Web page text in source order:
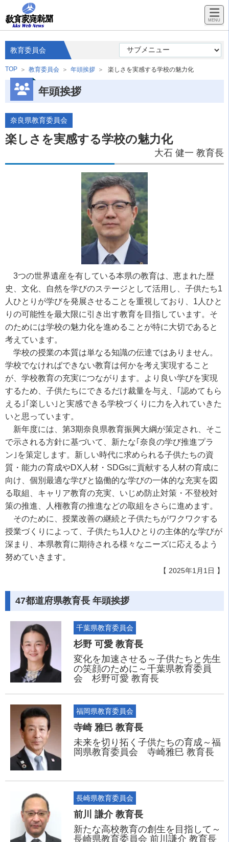
教育委員会
TOP 教育委員会 年頭挨拶 楽しさを実感する学校の魅力化
年頭挨拶
奈良県教育委員会
楽しさを実感する学校の魅力化
大石 健一 教育長
3つの世界遺産を有している本県の教育は、恵まれた歴
史、文化、自然を学びのステージとして活用し、子供たち1
人ひとりが学びを発展させることを重視しており、1人ひと
りの可能性を最大限に引き出す教育を目指しています。そ
のためには学校の魅力化を進めることが特に大切であると
考えています。
学校の授業の本質は単なる知識の伝達ではありません。
学校でなければできない教育は何かを考え実現すること
が、学校教育の充実につながります。より良い学びを実現
するため、子供たちにできるだけ裁量を与え、｢認めてもら
える｣｢楽しい｣と実感できる学校づくりに力を入れていきた
いと思っています。
新年度には、第3期奈良県教育振興大綱が策定され、そこ
で示される方針に基づいて、新たな｢奈良の学び推進プラ
ン｣を策定します。新しい時代に求められる子供たちの資
質・能力の育成やDX人材・SDGsに貢献する人材の育成に
向け、個別最適な学びと協働的な学びの一体的な充実を図
る取組、キャリア教育の充実、いじめ防止対策・不登校対
策の推進、人権教育の推進などの取組をさらに進めます。
そのために、授業改善の継続と子供たちがワクワクする
授業づくりによって、子供たち1人ひとりの主体的な学びが
深まり、本県教育に期待される様々なニーズに応えるよう
努めていきます。
【 2025年1月1日 】
47都道府県教育長 年頭挨拶
千葉県教育委員会
杉野 可愛 教育長
変化を加速させる～子供たちと先生
の笑顔のために～千葉県教育委員
会 杉野可愛 教育長
福岡県教育委員会
寺崎 雅巳 教育長
未来を切り拓く子供たちの育成～福
岡県教育委員会 寺崎雅巳 教育長
長崎県教育委員会
前川 謙介 教育長
新たな高校教育の創生を目指して～
長崎県教育委員会 前川謙介 教育長